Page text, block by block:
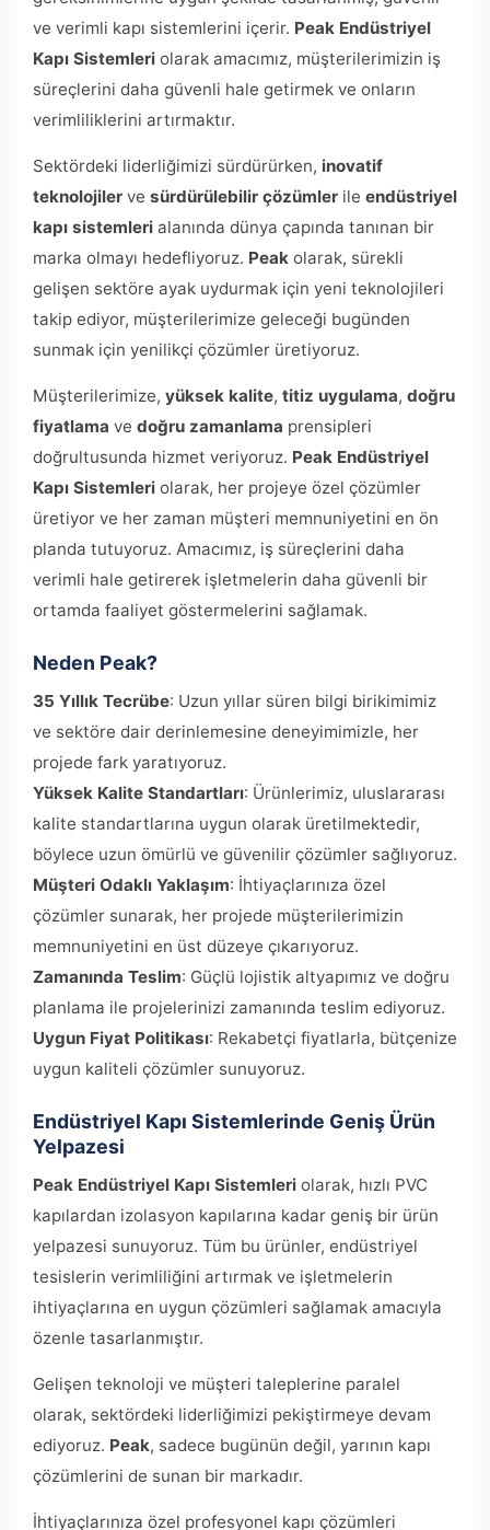
ve verimli kapı sistemlerini içerir. Peak Endüstriyel
Kapı Sistemleri olarak amacımız, müşterilerimizin iş
süreçlerini daha güvenli hale getirmek ve onların
verimliliklerini artırmaktır.
Sektördeki liderliğimizi sürdürürken, inovatif
teknolojiler ve sürdürülebilir çözümler ile endüstriyel
kapı sistemleri alanında dünya çapında tanınan bir
marka olmayı hedefliyoruz. Peak olarak, sürekli
gelişen sektöre ayak uydurmak için yeni teknolojileri
takip ediyor, müşterilerimize geleceği bugünden
sunmak için yenilikçi çözümler üretiyoruz.
Müşterilerimize, yüksek kalite, titiz uygulama, doğru
fiyatlama ve doğru zamanlama prensipleri
doğrultusunda hizmet veriyoruz. Peak Endüstriyel
Kapı Sistemleri olarak, her projeye özel çözümler
üretiyor ve her zaman müşteri memnuniyetini en ön
planda tutuyoruz. Amacımız, iş süreçlerini daha
verimli hale getirerek işletmelerin daha güvenli bir
ortamda faaliyet göstermelerini sağlamak.
Neden Peak?
35 Yıllık Tecrübe: Uzun yıllar süren bilgi birikimimiz
ve sektöre dair derinlemesine deneyimimizle, her
projede fark yaratıyoruz.
Yüksek Kalite Standartları: Ürünlerimiz, uluslararası
kalite standartlarına uygun olarak üretilmektedir,
böylece uzun ömürlü ve güvenilir çözümler sağlıyoruz.
Müşteri Odaklı Yaklaşım: İhtiyaçlarınıza özel
çözümler sunarak, her projede müşterilerimizin
memnuniyetini en üst düzeye çıkarıyoruz.
Zamanında Teslim: Güçlü lojistik altyapımız ve doğru
planlama ile projelerinizi zamanında teslim ediyoruz.
Uygun Fiyat Politikası: Rekabetçi fiyatlarla, bütçenize
uygun kaliteli çözümler sunuyoruz.
Endüstriyel Kapı Sistemlerinde Geniş Ürün
Yelpazesi
Peak Endüstriyel Kapı Sistemleri olarak, hızlı PVC
kapılardan izolasyon kapılarına kadar geniş bir ürün
yelpazesi sunuyoruz. Tüm bu ürünler, endüstriyel
tesislerin verimliliğini artırmak ve işletmelerin
ihtiyaçlarına en uygun çözümleri sağlamak amacıyla
özenle tasarlanmıştır.
Gelişen teknoloji ve müşteri taleplerine paralel
olarak, sektördeki liderliğimizi pekiştirmeye devam
ediyoruz. Peak, sadece bugünün değil, yarının kapı
çözümlerini de sunan bir markadır.
İhtiyaçlarınıza özel profesyonel kapı çözümleri